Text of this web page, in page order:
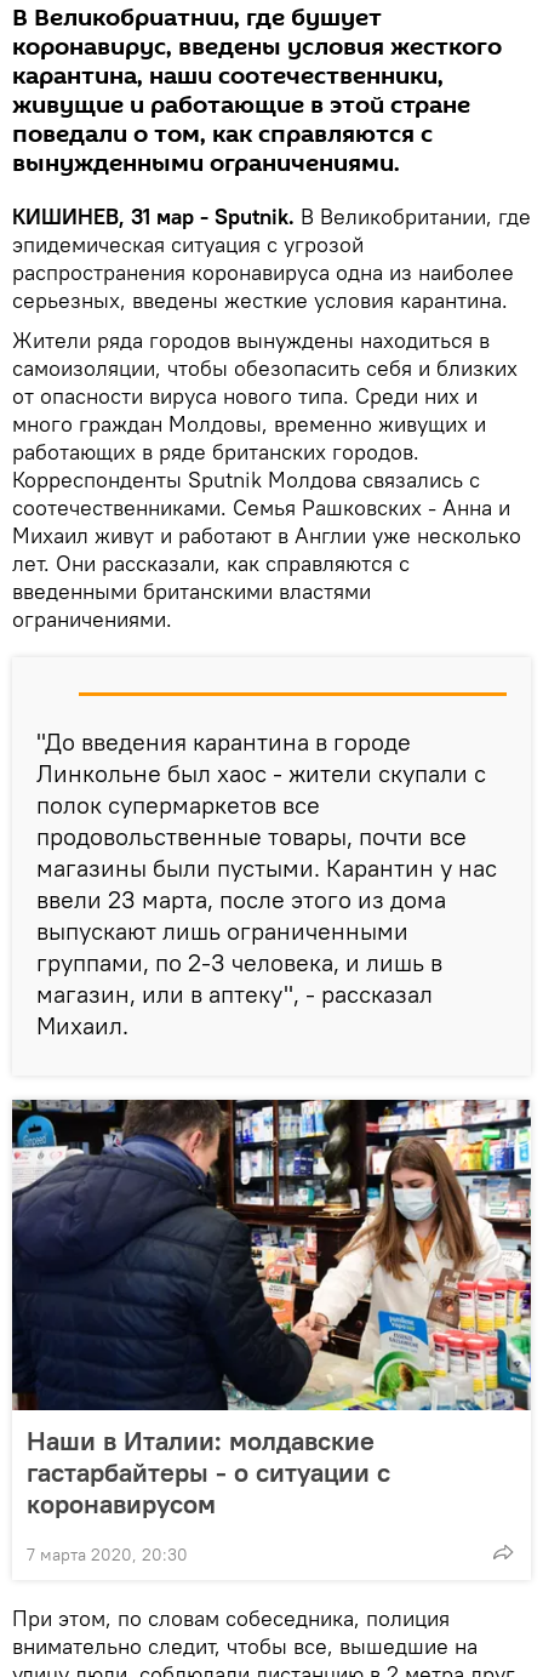
В Великобриатнии, где бушует
коронавирус, введены условия жесткого
карантина, наши соотечественники,
живущие и работающие в этой стране
поведали о том, как справляются с
вынужденными ограничениями.
КИШИНЕВ, 31 мар - Sputnik. В Великобритании, где
эпидемическая ситуация с угрозой
распространения коронавируса одна из наиболее
серьезных, введены жесткие условия карантина.
Жители ряда городов вынуждены находиться в
самоизоляции, чтобы обезопасить себя и близких
от опасности вируса нового типа. Среди них и
много граждан Молдовы, временно живущих и
работающих в ряде британских городов.
Корреспонденты Sputnik Молдова связались с
соотечественниками. Семья Рашковских - Анна и
Михаил живут и работают в Англии уже несколько
лет. Они рассказали, как справляются с
введенными британскими властями
ограничениями.
"До введения карантина в городе
Линкольне был хаос - жители скупали с
полок супермаркетов все
продовольственные товары, почти все
магазины были пустыми. Карантин у нас
ввели 23 марта, после этого из дома
выпускают лишь ограниченными
группами, по 2-3 человека, и лишь в
магазин, или в аптеку", - рассказал
Михаил.
Наши в Италии: молдавские
гастарбайтеры - о ситуации с
коронавирусом
7 марта 2020, 20:30
При этом, по словам собеседника, полиция
внимательно следит, чтобы все, вышедшие на